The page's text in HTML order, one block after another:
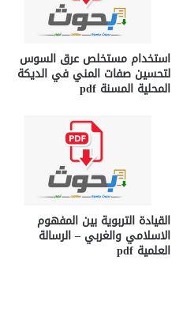
استخدام مستخلص عرق السوس
لتحسين صفات المني في الديكة
المحلية المسنة pdf
القيادة التربوية بين المفهوم
الاسلامي والغربي – الرسالة
العلمية pdf